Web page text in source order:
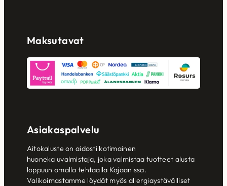
Maksutavat
Asiakaspalvelu
Aitokaluste on aidosti kotimainen
huonekaluvalmistaja, joka valmistaa tuotteet alusta
loppuun omalla tehtaalla Kajaanissa.
Valikoimastamme löydät myös allergiaystävälliset